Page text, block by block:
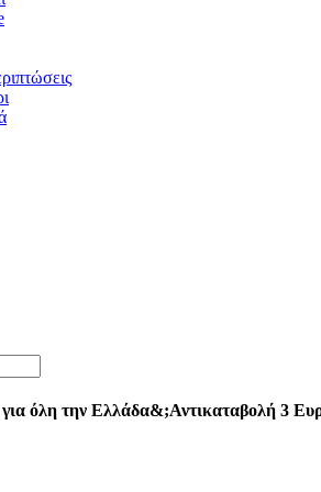
όλη την Ελλάδα&;Αντικαταβολή 3